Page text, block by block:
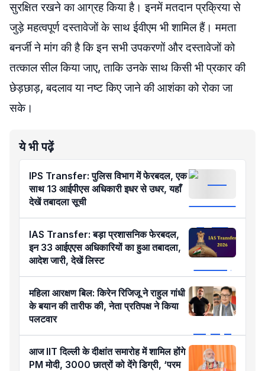
सुरक्षित रखने का आग्रह किया है। इनमें मतदान प्रक्रिया से
जुड़े महत्वपूर्ण दस्तावेजों के साथ ईवीएम भी शामिल हैं। ममता
बनर्जी ने मांग की है कि इन सभी उपकरणों और दस्तावेजों को
तत्काल सील किया जाए, ताकि उनके साथ किसी भी प्रकार की
छेड़छाड़, बदलाव या नष्ट किए जाने की आशंका को रोका जा
सके।
ये भी पढ़ें
IPS Transfer: पुलिस विभाग में फेरबदल, एक
साथ 13 आईपीएस अधिकारी इधर से उधर, यहाँ
देखें तबादला सूची
IAS Transfer: बड़ा प्रशासनिक फेरबदल,
इन 33 आईएएस अधिकारियों का हुआ तबादला,
आदेश जारी, देखें लिस्ट
महिला आरक्षण बिल: किरेन रिजिजू ने राहुल गांधी
के बयान की तारीफ की, नेता प्रतिपक्ष ने किया
पलटवार
आज IIT दिल्ली के दीक्षांत समारोह में शामिल होंगे
PM मोदी, 3000 छात्रों को देंगे डिग्री, ‘परम